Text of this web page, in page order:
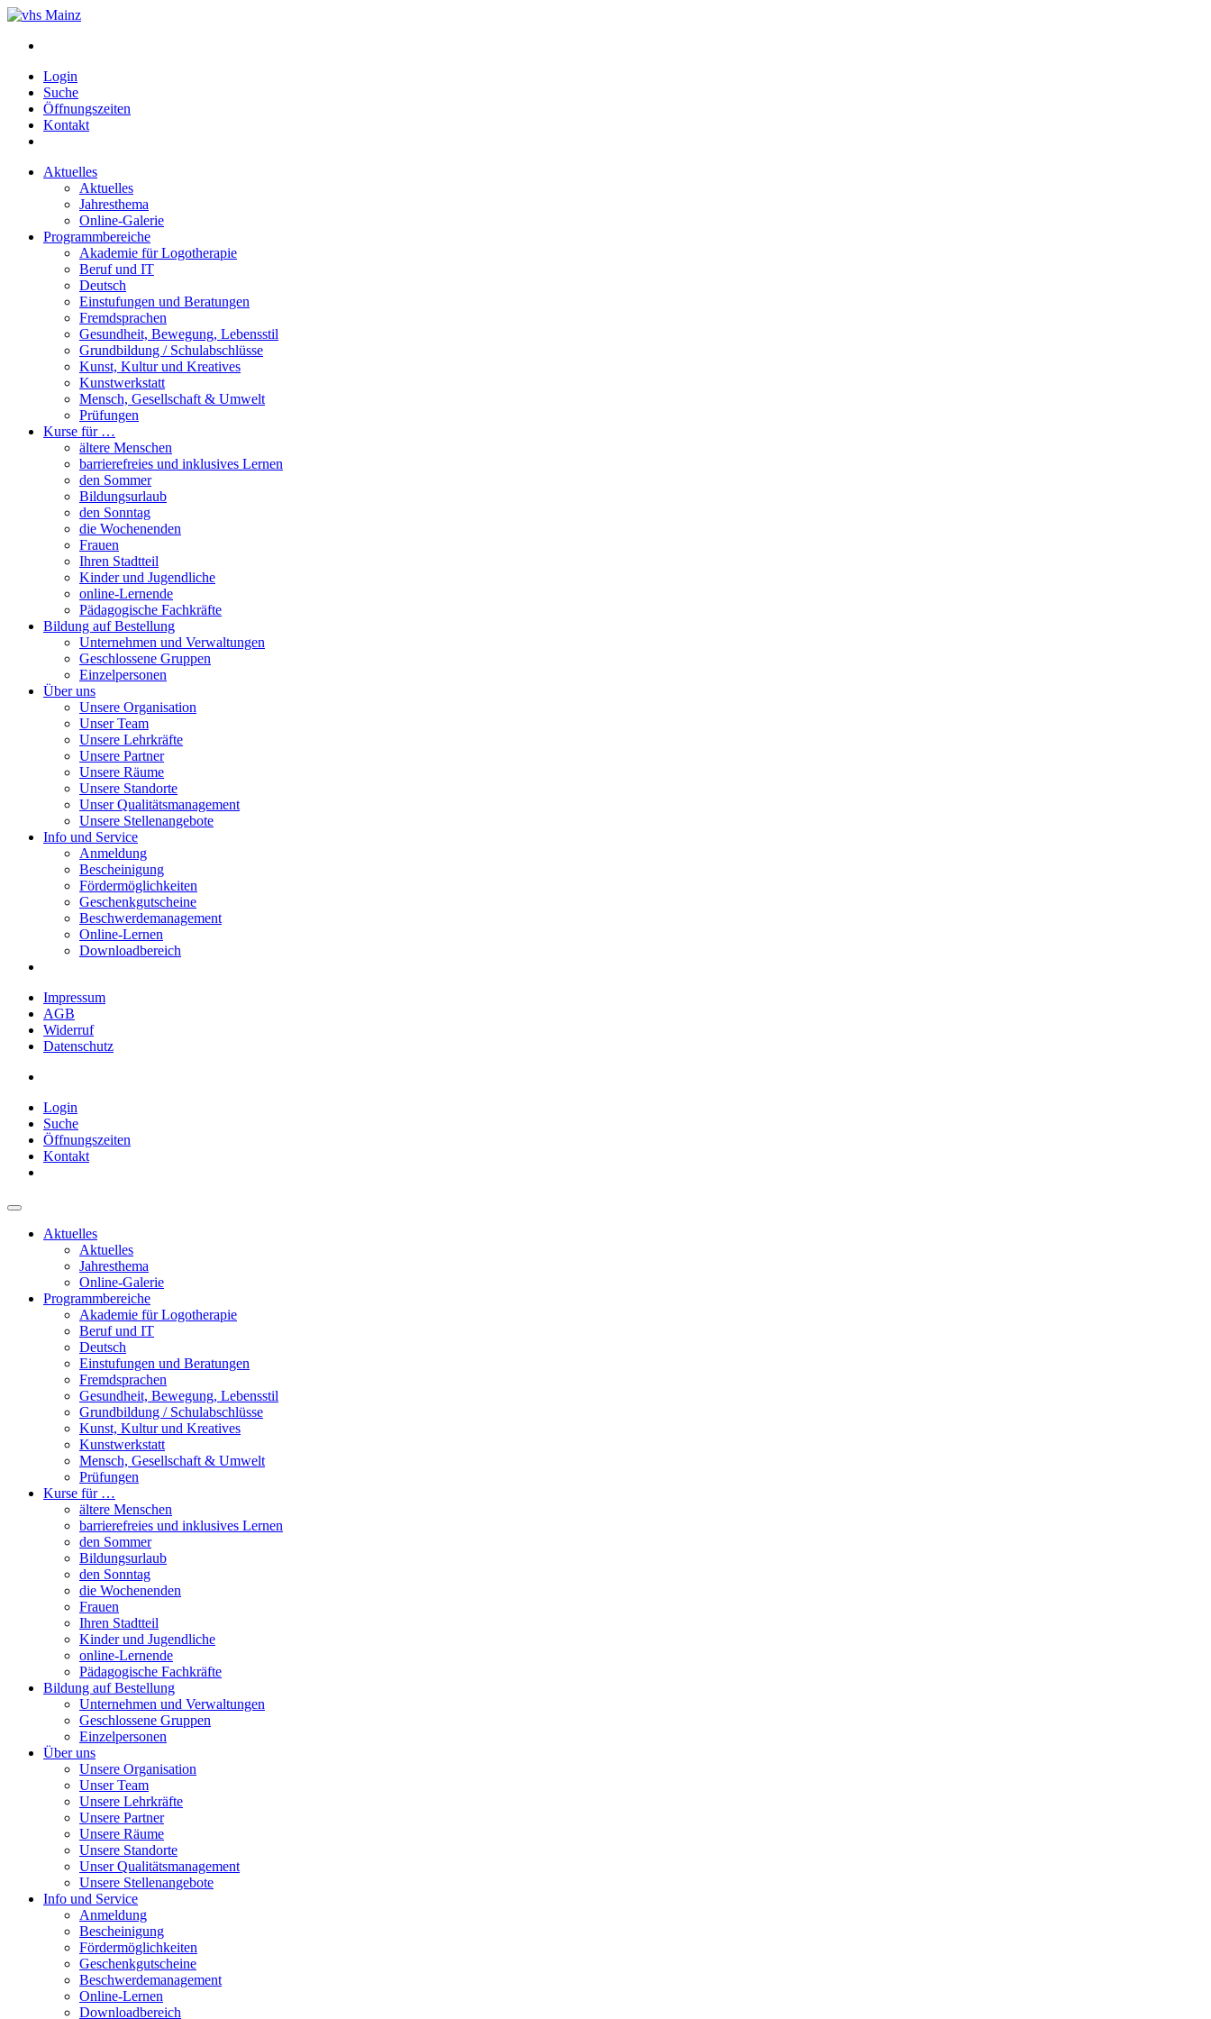
Login
Suche
Öffnungszeiten
Kontakt
Aktuelles
Aktuelles
Jahresthema
Online-Galerie
Programmbereiche
Akademie für Logotherapie
Beruf und IT
Deutsch
Einstufungen und Beratungen
Fremdsprachen
Gesundheit, Bewegung, Lebensstil
Grundbildung / Schulabschlüsse
Kunst, Kultur und Kreatives
Kunstwerkstatt
Mensch, Gesellschaft & Umwelt
Prüfungen
Kurse für …
ältere Menschen
barrierefreies und inklusives Lernen
den Sommer
Bildungsurlaub
den Sonntag
die Wochenenden
Frauen
Ihren Stadtteil
Kinder und Jugendliche
online-Lernende
Pädagogische Fachkräfte
Bildung auf Bestellung
Unternehmen und Verwaltungen
Geschlossene Gruppen
Einzelpersonen
Über uns
Unsere Organisation
Unser Team
Unsere Lehrkräfte
Unsere Partner
Unsere Räume
Unsere Standorte
Unser Qualitätsmanagement
Unsere Stellenangebote
Info und Service
Anmeldung
Bescheinigung
Fördermöglichkeiten
Geschenkgutscheine
Beschwerdemanagement
Online-Lernen
Downloadbereich
Impressum
AGB
Widerruf
Datenschutz
Login
Suche
Öffnungszeiten
Kontakt
Aktuelles
Aktuelles
Jahresthema
Online-Galerie
Programmbereiche
Akademie für Logotherapie
Beruf und IT
Deutsch
Einstufungen und Beratungen
Fremdsprachen
Gesundheit, Bewegung, Lebensstil
Grundbildung / Schulabschlüsse
Kunst, Kultur und Kreatives
Kunstwerkstatt
Mensch, Gesellschaft & Umwelt
Prüfungen
Kurse für …
ältere Menschen
barrierefreies und inklusives Lernen
den Sommer
Bildungsurlaub
den Sonntag
die Wochenenden
Frauen
Ihren Stadtteil
Kinder und Jugendliche
online-Lernende
Pädagogische Fachkräfte
Bildung auf Bestellung
Unternehmen und Verwaltungen
Geschlossene Gruppen
Einzelpersonen
Über uns
Unsere Organisation
Unser Team
Unsere Lehrkräfte
Unsere Partner
Unsere Räume
Unsere Standorte
Unser Qualitätsmanagement
Unsere Stellenangebote
Info und Service
Anmeldung
Bescheinigung
Fördermöglichkeiten
Geschenkgutscheine
Beschwerdemanagement
Online-Lernen
Downloadbereich